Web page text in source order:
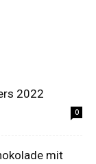
2022
0
mit